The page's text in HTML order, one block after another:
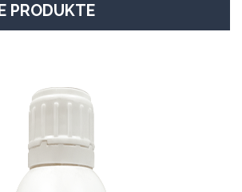
PRODUKTE